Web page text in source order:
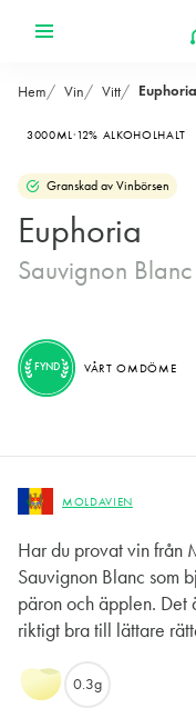
Hem Vin Vitt Euphoria
3000ML 12% ALKOHOLHALT
Granskad av Vinbörsen
Euphoria
Sauvignon
MOLDAVIEN
Har du provat vin från
Sauvignon Blanc som
päron och äpplen. Det
riktigt bra till lättare
FYND VÅRT OMDÖME
0.3g